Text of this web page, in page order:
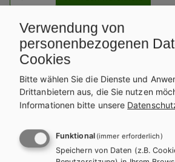
DIGITALES LERNEN
Online
Für dieses Werk gibt es kostenlose
und Schüler/innen.
ZUM ONLINE
Verwendung von
personenbezogenen
Cookies
Bitte wählen Sie die Dienste und
Drittanbietern aus, die Sie nutzen
Informationen bitte unsere
Funktional (immer erforderlich)
Speichern von Daten (z.B.